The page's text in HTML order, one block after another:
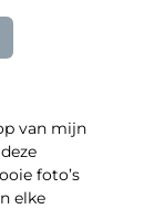
van mijn
foto’s
elke